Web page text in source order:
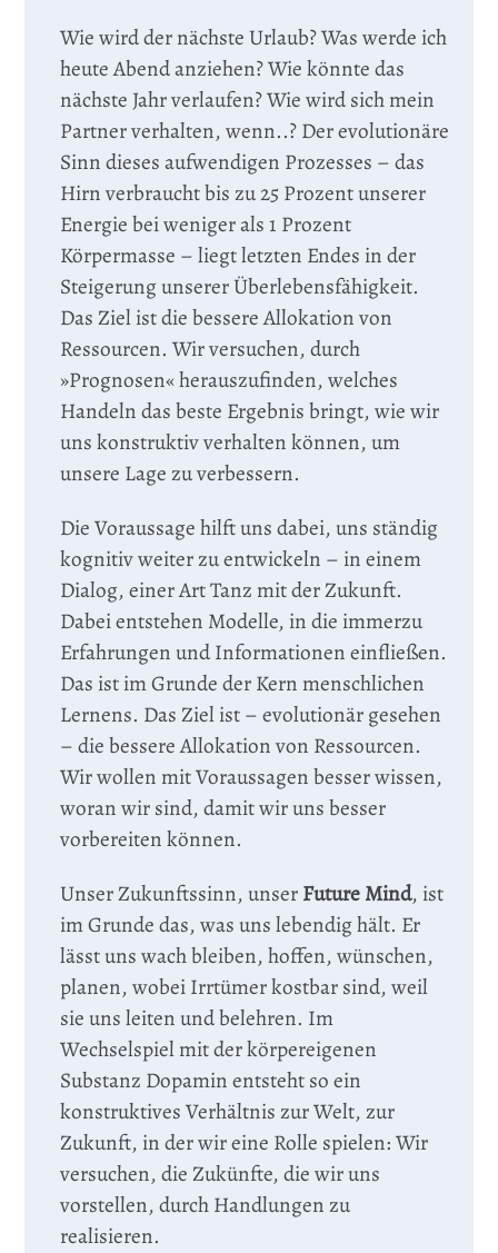
Wie wird der nächste Urlaub? Was werde ich
heute Abend anziehen? Wie könnte das
nächste Jahr verlaufen? Wie wird sich mein
Partner verhalten, wenn..? Der evolutionäre
Sinn dieses aufwendigen Prozesses – das
Hirn verbraucht bis zu 25 Prozent unserer
Energie bei weniger als 1 Prozent
Körpermasse – liegt letzten Endes in der
Steigerung unserer Überlebensfähigkeit.
Das Ziel ist die bessere Allokation von
Ressourcen. Wir versuchen, durch
»Prognosen« herauszufinden, welches
Handeln das beste Ergebnis bringt, wie wir
uns konstruktiv verhalten können, um
unsere Lage zu verbessern.
Die Voraussage hilft uns dabei, uns ständig
kognitiv weiter zu entwickeln – in einem
Dialog, einer Art Tanz mit der Zukunft.
Dabei entstehen Modelle, in die immerzu
Erfahrungen und Informationen einfließen.
Das ist im Grunde der Kern menschlichen
Lernens. Das Ziel ist – evolutionär gesehen
– die bessere Allokation von Ressourcen.
Wir wollen mit Voraussagen besser wissen,
woran wir sind, damit wir uns besser
vorbereiten können.
Unser Zukunftssinn, unserFuture Mind, ist
im Grunde das, was uns lebendig hält. Er
lässt uns wach bleiben, hoffen, wünschen,
planen, wobei Irrtümer kostbar sind, weil
sie uns leiten und belehren. Im
Wechselspiel mit der körpereigenen
Substanz Dopamin entsteht so ein
konstruktives Verhältnis zur Welt, zur
Zukunft, in der wir eine Rolle spielen: Wir
versuchen, die Zukünfte, die wir uns
vorstellen, durch Handlungen zu
realisieren.